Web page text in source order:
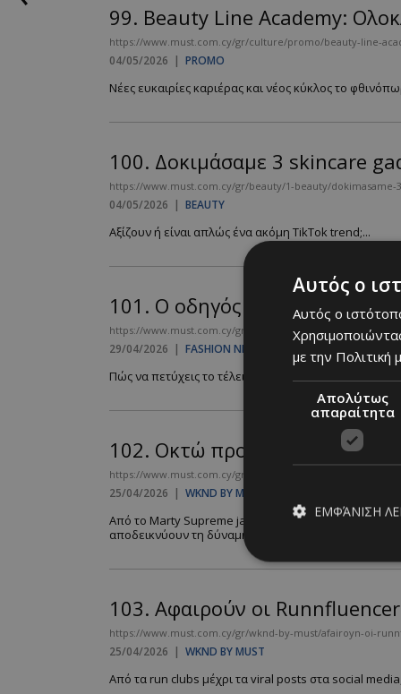
99. Beauty Line Academy:
https://www.must.com.cy/gr/culture/promo/beauty-line-
04/05/2026 | PROMO
Νέες ευκαιρίες καριέρας και νέος κύκλος το
100. Δοκιμάσαμε 3 skincare
https://www.must.com.cy/gr/beauty/1-beauty/dokimasame-
04/05/2026 | BEAUTY
Αξίζουν ή είναι απλώς ένα ακόμη TikTok trend;...
101. Ο οδηγός για τα πιο chic
https://www.must.com.cy/gr/fashion/fashion-news/o-
29/04/2026 | FASHION NEWS
Πώς να πετύχεις το τέλειο balance ανάμεσα σε
102. Οκτώ προϊόντα που
https://www.must.com.cy/gr/wknd-by-must/oktw-proionta-
25/04/2026 | WKND BY MUST
Από το Marty Supreme jacket του Timothée
αποδεικνύουν τη δύναμη των celebrities και των
103. Αφαιρούν οι
https://www.must.com.cy/gr/wknd-by-must/afairoyn-oi-
25/04/2026 | WKND BY MUST
Από τα run clubs μέχρι τα viral posts στα social
Αυτός ο
Αυτός ο
με την Πολιτική
Απολύτως
απαραίτητα
ΕΜΦΆΝΙΣΗ
Τα απολύτως
Ονοματεπώνυμο